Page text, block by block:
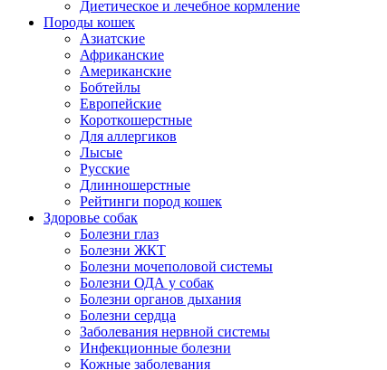
Диетическое и лечебное кормление
Породы кошек
Азиатские
Африканские
Американские
Бобтейлы
Европейские
Короткошерстные
Для аллергиков
Лысые
Русские
Длинношерстные
Рейтинги пород кошек
Здоровье собак
Болезни глаз
Болезни ЖКТ
Болезни мочеполовой системы
Болезни ОДА у собак
Болезни органов дыхания
Болезни сердца
Заболевания нервной системы
Инфекционные болезни
Кожные заболевания